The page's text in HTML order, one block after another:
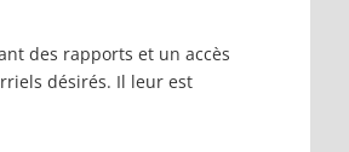
des rapports et un accès
désirés. Il leur est